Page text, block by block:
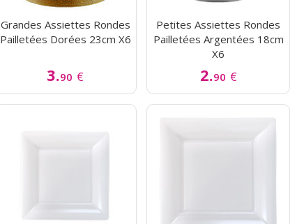
Grandes Assiettes Rondes
Pailletées Dorées 23cm X6
3.90 €
Petites Assiettes Rondes
Pailletées Argentées 18cm
X6
2.90 €